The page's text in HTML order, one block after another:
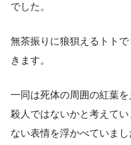
でした。
無茶振りに狼狽えるトト
きます。
一同は死体の周囲の紅葉
殺人ではないかと考えて
ない表情を浮かべていまし